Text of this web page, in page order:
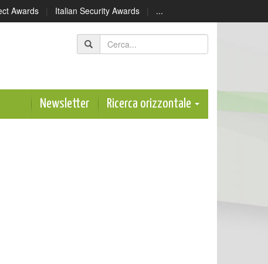
Awards | Italian Security Awards | ...
Newsletter Ricerca orizzontale